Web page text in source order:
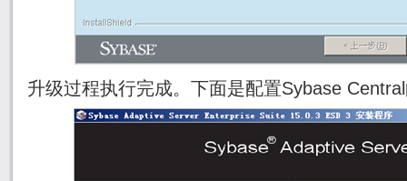
升级过程执行完成。下面是配置Sybase